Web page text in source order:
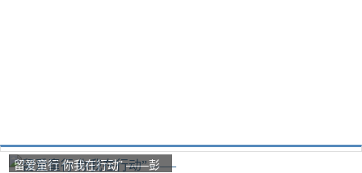
留爱童行 你我在行动” ——彭